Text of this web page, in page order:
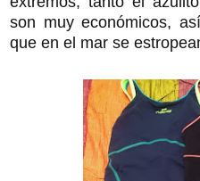
son muy económicos,
que en el mar se